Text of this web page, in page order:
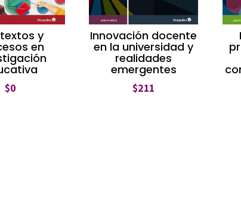
y
en
$0
Innovación docente
en la universidad y
realidades
emergentes
$211